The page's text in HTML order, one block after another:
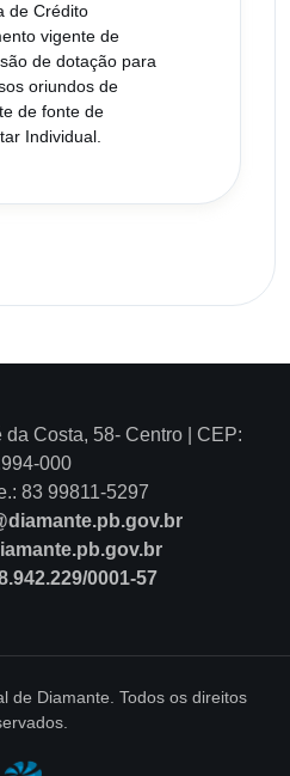
de Crédito
vigente de
de dotação para
oriundos de
de fonte de
Individual.
Costa, 58- Centro | CEP:
000
83 99811-5297
0001-57
de Diamante. Todos os direitos